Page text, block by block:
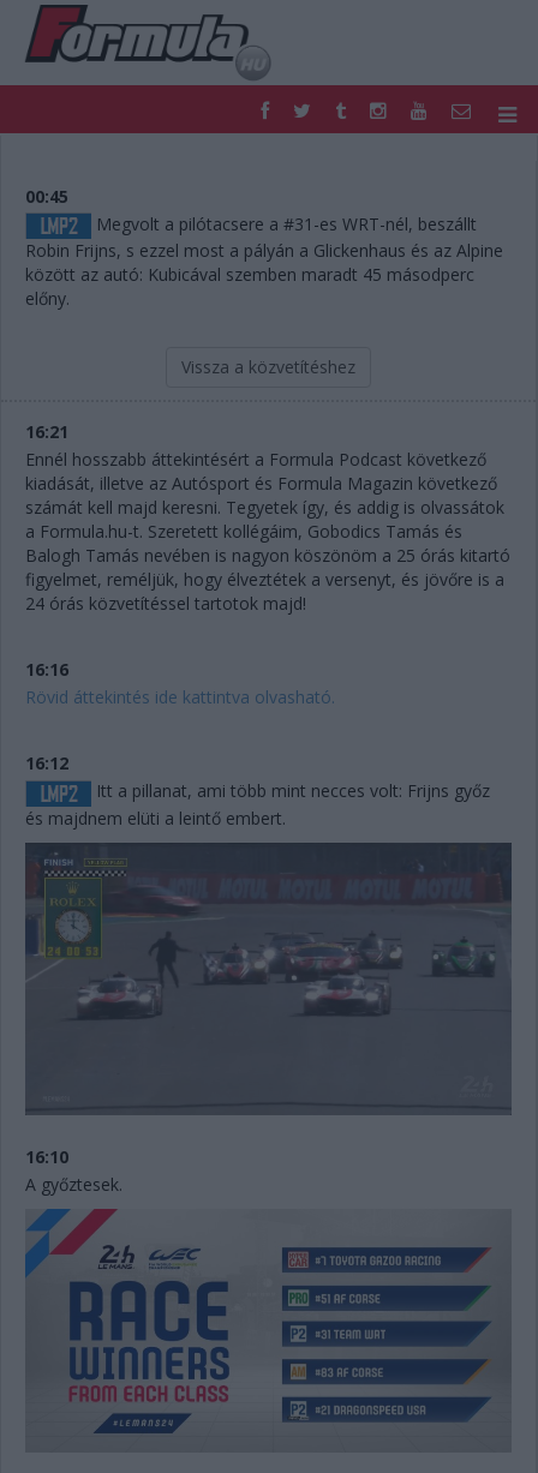
FORMULA
NEMZETKÖZI
HAZAI
RETRO
EGYÉB
PODCAST
SHOP
LIVE
00:45
Megvolt a pilótacsere a #31-es WRT-nél, beszállt
Robin Frijns, s ezzel most a pályán a Glickenhaus és az Alpine
között az autó: Kubicával szemben maradt 45 másodperc
előny.
Vissza a közvetítéshez
16:21
Ennél hosszabb áttekintésért a Formula Podcast következő
kiadását, illetve az Autósport és Formula Magazin következő
számát kell majd keresni. Tegyetek így, és addig is olvassátok
a Formula.hu-t. Szeretett kollégáim, Gobodics Tamás és
Balogh Tamás nevében is nagyon köszönöm a 25 órás kitartó
figyelmet, reméljük, hogy élveztétek a versenyt, és jövőre is a
24 órás közvetítéssel tartotok majd!
16:16
Rövid áttekintés ide kattintva olvasható.
16:12
Itt a pillanat, ami több mint necces volt: Frijns győz
és majdnem elüti a leintő embert.
16:10
A győztesek.